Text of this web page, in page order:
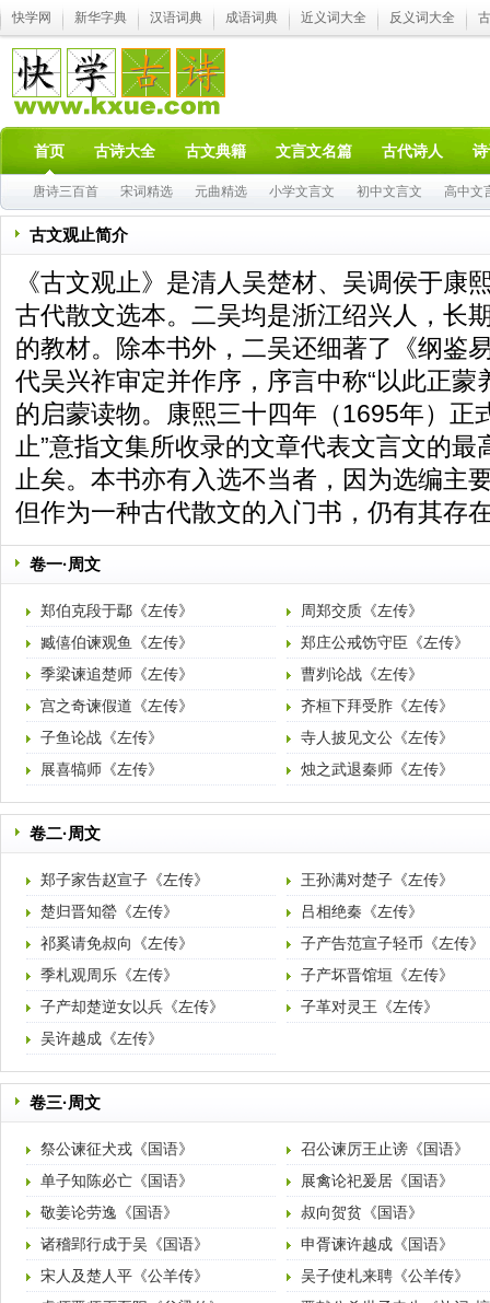
快学网 新华字典 汉语词典 成语词典 近义词大全 反义词大全
首页 古诗大全 古文典籍 文言文名篇 古代诗人
唐诗三百首 宋词精选 元曲精选 小学文言文 初中文言文 高中文
古文观止简介
《古文观止》是清人吴楚材、吴调侯于康
古代散文选本。二吴均是浙江绍兴人，长
的教材。除本书外，二吴还细著了《纲鉴
代吴兴祚审定并作序，序言中称“以此正蒙
的启蒙读物。康熙三十四年（1695年）正
止”意指文集所收录的文章代表文言文的
止矣。本书亦有入选不当者，因为选编主
但作为一种古代散文的入门书，仍有其存
卷一·周文
郑伯克段于鄢《左传》
周郑交质《左传》
臧僖伯谏观鱼《左传》
郑庄公戒饬守臣《左传》
季梁谏追楚师《左传》
曹刿论战《左传》
宫之奇谏假道《左传》
齐桓下拜受胙《左传》
子鱼论战《左传》
寺人披见文公《左传》
展喜犒师《左传》
烛之武退秦师《左传》
卷二·周文
郑子家告赵宣子《左传》
王孙满对楚子《左传》
楚归晋知罃《左传》
吕相绝秦《左传》
祁奚请免叔向《左传》
子产告范宣子轻币《左传》
季札观周乐《左传》
子产坏晋馆垣《左传》
子产却楚逆女以兵《左传》
子革对灵王《左传》
吴许越成《左传》
卷三·周文
祭公谏征犬戎《国语》
召公谏厉王止谤《国语》
单子知陈必亡《国语》
展禽论祀爰居《国语》
敬姜论劳逸《国语》
叔向贺贫《国语》
诸稽郢行成于吴《国语》
申胥谏许越成《国语》
宋人及楚人平《公羊传》
吴子使札来聘《公羊传》